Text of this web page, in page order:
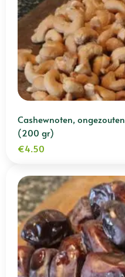
Cashewnoten, ongezouten
(200 gr)
€4.50